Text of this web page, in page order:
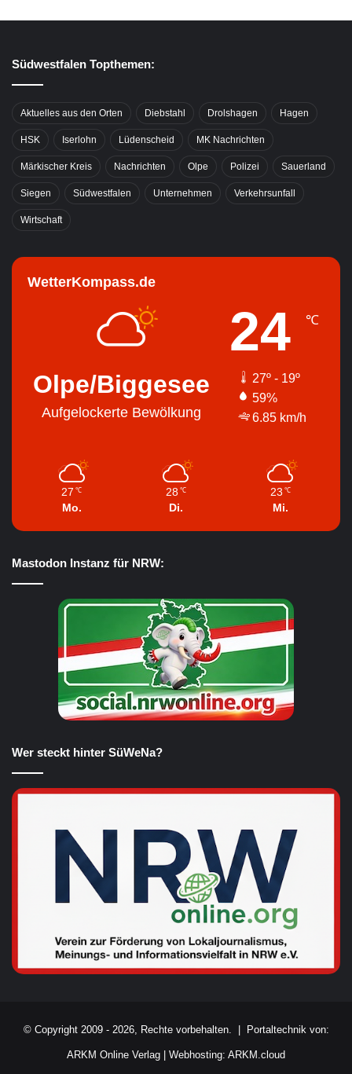
Südwestfalen Topthemen:
Aktuelles aus den Orten Diebstahl Drolshagen Hagen
HSK Iserlohn Lüdenscheid MK Nachrichten
Märkischer Kreis Nachrichten Olpe Polizei Sauerland
Siegen Südwestfalen Unternehmen Verkehrsunfall
Wirtschaft
WetterKompass.de
Olpe/Biggesee
Aufgelockerte Bewölkung
24 ℃
27º - 19º
59%
6.85 km/h
27 ℃
Mo.
28 ℃
Di.
23 ℃
Mi.
Mastodon Instanz für NRW:
Wer steckt hinter SüWeNa?
© Copyright 2009 - 2026, Rechte vorbehalten. | Portaltechnik von:
ARKM Online Verlag Webhosting: ARKM.cloud